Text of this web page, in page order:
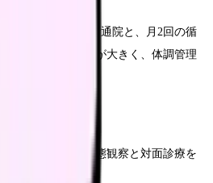
併発。週1回の透析通院と、月2回の循
よる身体の負担が大きく、体調管理
ンラインでの状態観察と対面診療を
います。